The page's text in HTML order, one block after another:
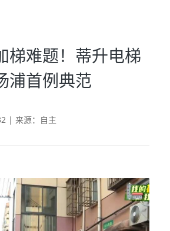
梯难题！蒂升电梯
浦首例典范
| 来源：自主